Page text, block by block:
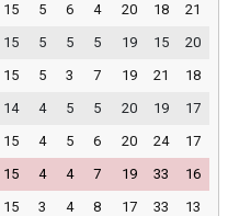
15 5 6 4 20 18
21
15 5 5 5 19 15
20
15 5 3 7 19 21
18
14 4 5 5 20 19
17
15 4 5 6 20 24
17
15 4 4 7 19 33
16
15 3 4 8 17 33
13